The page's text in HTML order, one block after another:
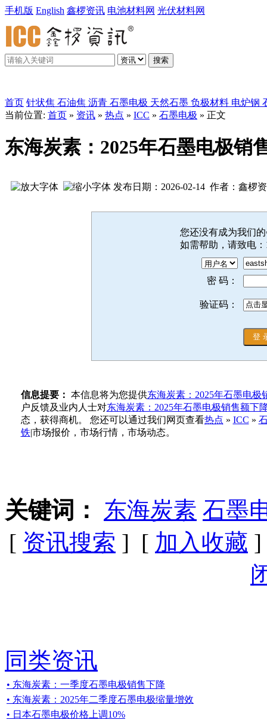
手机版 English 鑫椤资讯 电池材料网 光伏材料网
搜索
首页 针状焦 石油焦 沥青 石墨电极 天然石墨 负极材料 电炉钢
当前位置: 首页 » 资讯 » 热点 » ICC » 石墨电极 » 正文
东海炭素：2025年石墨电极销
发布日期：2026-02-14 作者：鑫椤
您还没有成为我们
如需帮助，请致电：
密 码：
验证码：
信息提要： 本信息将为您提供东海炭素：2025年石墨电极
户反馈及业内人士对东海炭素：2025年石墨电极销售额下
态，获得商机。 您还可以通过我们网页查看热点 » ICC »
铁|市场报价，市场行情，市场动态。
关键词： 东海炭素 石墨
[ 资讯搜索 ] [ 加入收藏
同类资讯
• 东海炭素：一季度石墨电极销售下降
• 东海炭素：2025年二季度石墨电极缩量增效
• 日本石墨电极价格上调10%